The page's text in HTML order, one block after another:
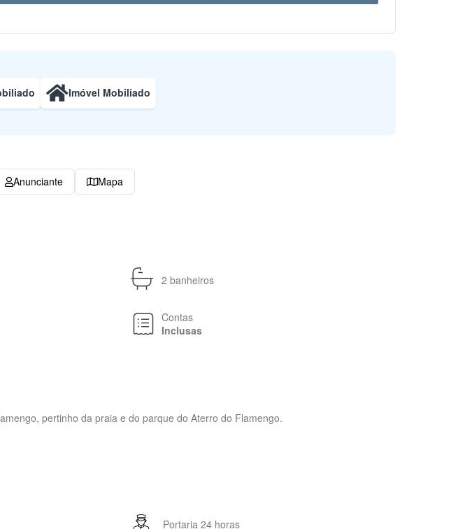
Imóvel Mobiliado
Anunciante Mapa
2 banheiros
Contas
Inclusas
pertinho da praia e do parque do Aterro do Flamengo.
Portaria 24 horas